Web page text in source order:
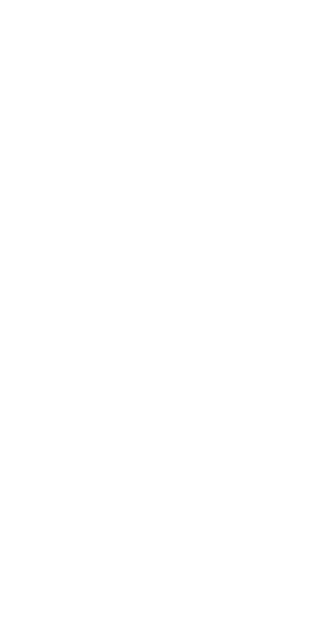
Dot
schimbarea bebelușului în condiții de siguranță și confort.
Cumpără acum!